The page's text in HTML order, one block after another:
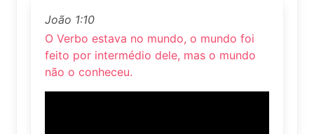
João 1:10
O Verbo estava no mundo, o mundo foi
feito por intermédio dele, mas o mundo
não o conheceu.